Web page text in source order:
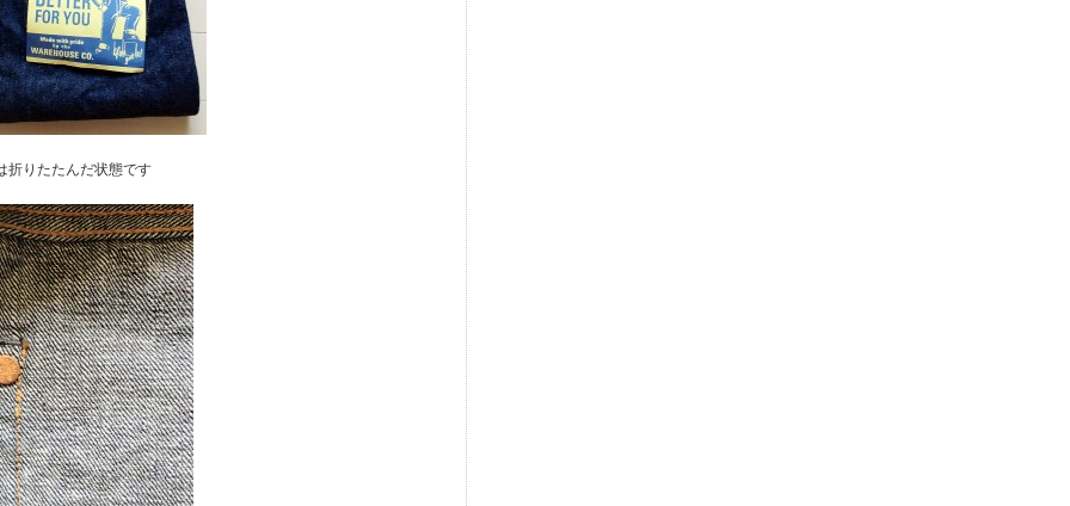
折りたたんだ状態です